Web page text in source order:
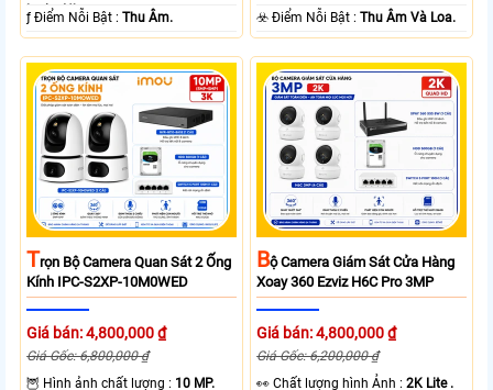
loại + Nhựa.
️ƒ Điểm Nỗi Bật :Thu Âm.
️☣️ Điểm Nỗi Bật :Thu Âm Và Loa.
TRọn Bộ Camera Quan Sát 2 Ống
Kính IPC-S2XP-10M0WED
Giá bán: 4,800,000 ₫
Giá Gốc: 6,800,000 ₫
🦉 Hình ảnh chất lượng : 10 MP.
BỘ Camera Giám Sát Cửa Hàng
Xoay 360 Ezviz H6C Pro 3MP
Giá bán: 4,800,000 ₫
Giá Gốc: 6,200,000 ₫
️👀 Chất lượng hình Ảnh :2K Lite .